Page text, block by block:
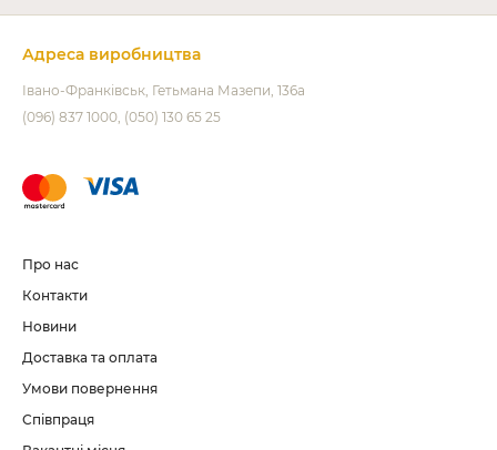
Адреса виробництва
Івано-Франківськ Гетьмана Мазепи, 136а
(096) 837 1000 (050) 130 65 25
Про нас
Контакти
Новини
Доставка та оплата
Умови повернення
Співпраця